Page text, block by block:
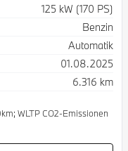
125 kW (170 PS)
Benzin
Automatik
01.08.2025
6.316 km
WLTP CO2-Emissionen